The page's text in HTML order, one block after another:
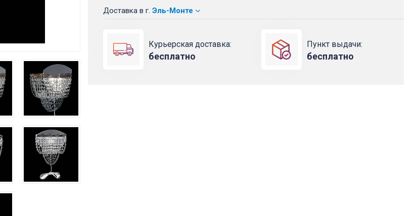
Доставка в г. Эль-Монте
Курьерская доставка:
бесплатно
Пункт выдачи:
бесплатно